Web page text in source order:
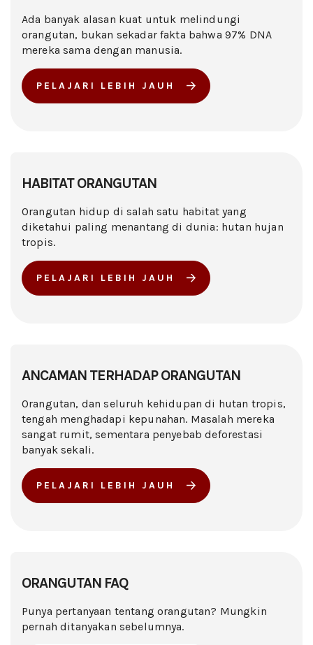
Ada banyak alasan kuat untuk melindungi
orangutan, bukan sekadar fakta bahwa 97% DNA
mereka sama dengan manusia.
PELAJARI LEBIH JAUH
HABITAT ORANGUTAN
Orangutan hidup di salah satu habitat yang
diketahui paling menantang di dunia: hutan hujan
tropis.
PELAJARI LEBIH JAUH
ANCAMAN TERHADAP ORANGUTAN
Orangutan, dan seluruh kehidupan di hutan tropis,
tengah menghadapi kepunahan. Masalah mereka
sangat rumit, sementara penyebab deforestasi
banyak sekali.
PELAJARI LEBIH JAUH
ORANGUTAN FAQ
Punya pertanyaan tentang orangutan? Mungkin
pernah ditanyakan sebelumnya.